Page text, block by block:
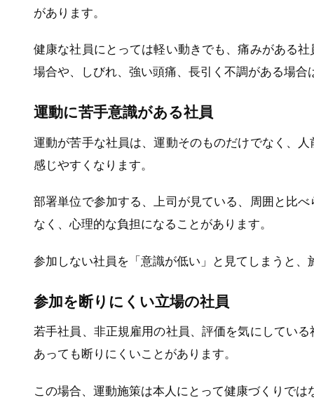
があります。
健康な社員にとっては軽い動きでも、痛みがある
場合や、しびれ、強い頭痛、長引く不調がある場
運動に苦手意識がある社員
運動が苦手な社員は、運動そのものだけでなく、
感じやすくなります。
部署単位で参加する、上司が見ている、周囲と比
なく、心理的な負担になることがあります。
参加しない社員を「意識が低い」と見てしまうと
参加を断りにくい立場の社員
若手社員、非正規雇用の社員、評価を気にしてい
あっても断りにくいことがあります。
この場合、運動施策は本人にとって健康づくりで